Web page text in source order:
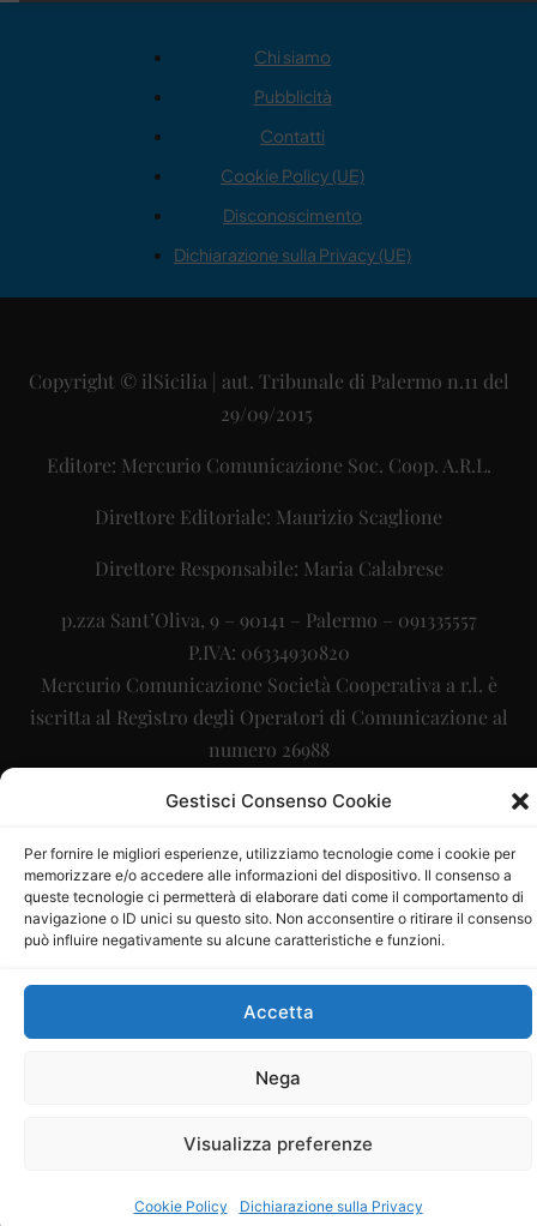
Gestisci Consenso Cookie
Per fornire le migliori esperienze, utilizziamo tecnologie come i cookie per
memorizzare e/o accedere alle informazioni del dispositivo. Il consenso a
queste tecnologie ci permetterà di elaborare dati come il comportamento di
navigazione o ID unici su questo sito. Non acconsentire o ritirare il consenso
può influire negativamente su alcune caratteristiche e funzioni.
Accetta
Nega
Visualizza preferenze
Cookie Policy Dichiarazione sulla Privacy
Chi siamo
Pubblicità
Contatti
Cookie Policy (UE)
Disconoscimento
Dichiarazione sulla Privacy (UE)
Copyright © ilSicilia | aut. Tribunale di Palermo n.11 del
29/09/2015
Editore: Mercurio Comunicazione Soc. Coop. A.R.L.
Direttore Editoriale: Maurizio Scaglione
Direttore Responsabile: Maria Calabrese
p.zza Sant’Oliva, 9 – 90141 – Palermo – 091335557
P.IVA: 06334930820
Mercurio Comunicazione Società Cooperativa a r.l. è
iscritta al Registro degli Operatori di Comunicazione al
numero 26988
Sito gestito daLa Digitale srl–info@ladigitale.it